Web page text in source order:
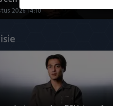
2026 14:10